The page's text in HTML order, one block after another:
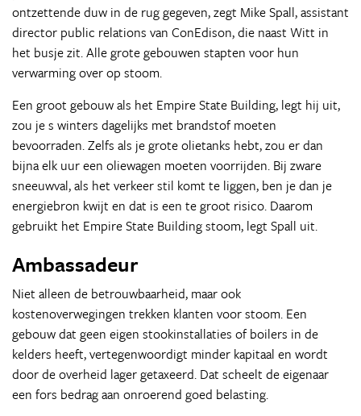
ontzettende duw in de rug gegeven, zegt Mike Spall, assistant
director public relations van ConEdison, die naast Witt in
het busje zit. Alle grote gebouwen stapten voor hun
verwarming over op stoom.
Een groot gebouw als het Empire State Building, legt hij uit,
zou je s winters dagelijks met brandstof moeten
bevoorraden. Zelfs als je grote olietanks hebt, zou er dan
bijna elk uur een oliewagen moeten voorrijden. Bij zware
sneeuwval, als het verkeer stil komt te liggen, ben je dan je
energiebron kwijt en dat is een te groot risico. Daarom
gebruikt het Empire State Building stoom, legt Spall uit.
Ambassadeur
Niet alleen de betrouwbaarheid, maar ook
kostenoverwegingen trekken klanten voor stoom. Een
gebouw dat geen eigen stookinstallaties of boilers in de
kelders heeft, vertegenwoordigt minder kapitaal en wordt
door de overheid lager getaxeerd. Dat scheelt de eigenaar
een fors bedrag aan onroerend goed belasting.